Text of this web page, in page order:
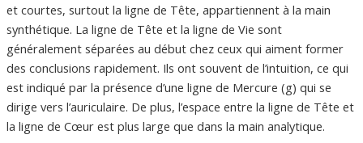
et courtes, surtout la ligne de Tête, appartiennent à la main
synthétique. La ligne de Tête et la ligne de Vie sont
généralement séparées au début chez ceux qui aiment former
des conclusions rapidement. Ils ont souvent de l’intuition, ce qui
est indiqué par la présence d’une ligne de Mercure (g) qui se
dirige vers l’auriculaire. De plus, l’espace entre la ligne de Tête et
la ligne de Cœur est plus large que dans la main analytique.